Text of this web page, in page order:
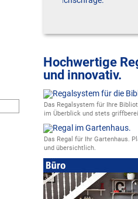
Hochwertige
und innovativ.
Das Regalsystem für Ihre
im Überblick und stets
Das Regal für Ihr Gartenhaus.
und übersichtlich.